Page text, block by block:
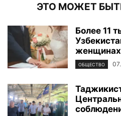
ЭТО МОЖЕТ
Более 11
ОБЩЕСТВО